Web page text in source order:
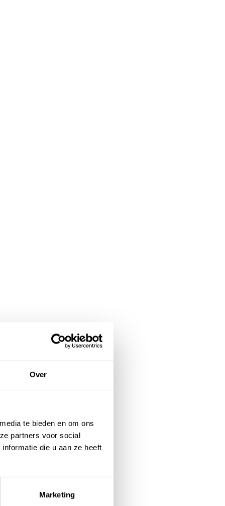
Over
te bieden en om ons
partners voor social
die u aan ze heeft
Marketing